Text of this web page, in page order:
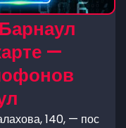
—
140, — пос